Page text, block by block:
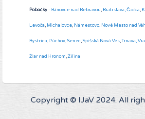
Pobočky- Bánovce nad Bebravou, Bratislava,Čadca,
Levoča, Michalovce, Námestovo. Nové Mesto nad
Bystrica, Púchov,Senec,Spišská Nová Ves,Trnava,
Žiar nad Hronom,Žilina
Copyright © IJaV 2024. All